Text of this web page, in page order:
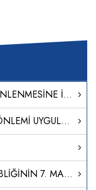
İTHALATTA HAKSIZ REKABETİN ÖNLENMESİNE İLİŞKİN TEBLİĞ (NO: 2024/20)
KAĞIT İTHALATINDA KORUNMA ÖNLEMİ UYGULANMASINA İLİŞKİN KARAR (KARAR SAYISI: 8651)
531 SIRA NO.LU V.U.K. GENEL TEBLİĞİNİN 7. MADDESİNİN (1) NUMARALI FIKRASININ (A) VE (B) BENDİ UYARINCA BELİRLENEN TEMİNAT VERME SÜRELERİNİN MÜCBİR SEBEP İLAN EDİLEN YERLERDE UZATILMASI HAKKINDA SİRKÜLER YAYIMLANDI.